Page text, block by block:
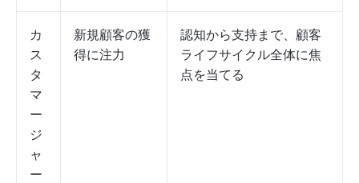
カ
ス
タ
マ
ー
ジ
ャ
ー
新規顧客の獲
得に注力
認知から支持まで、顧客
ライフサイクル全体に焦
点を当てる